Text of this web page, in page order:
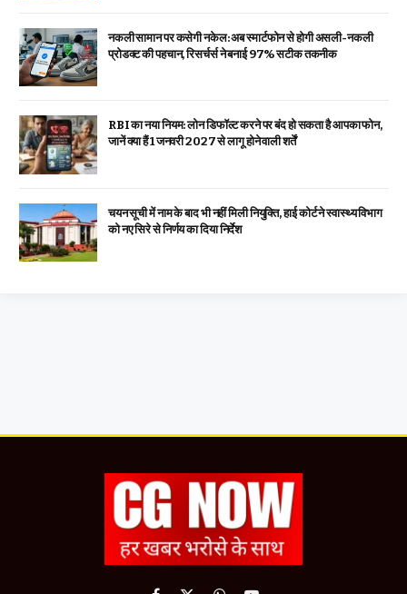
नकली सामान पर कसेगी नकेल: अब स्मार्टफोन से होगी असली-नकली
प्रोडक्ट की पहचान, रिसर्चर्स ने बनाई 97% सटीक तकनीक
RBI का नया नियम: लोन डिफॉल्ट करने पर बंद हो सकता है आपका फोन,
जानें क्या हैं 1 जनवरी 2027 से लागू होने वाली शर्तें
चयन सूची में नाम के बाद भी नहीं मिली नियुक्ति, हाई कोर्ट ने स्वास्थ्य विभाग
को नए सिरे से निर्णय का दिया निर्देश